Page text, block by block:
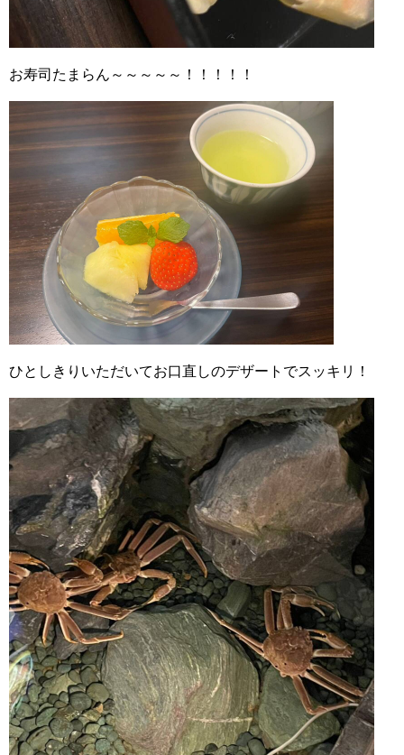
お寿司たまらん～～～～～！！！！！
ひとしきりいただいてお口直しのデザートでスッキリ！